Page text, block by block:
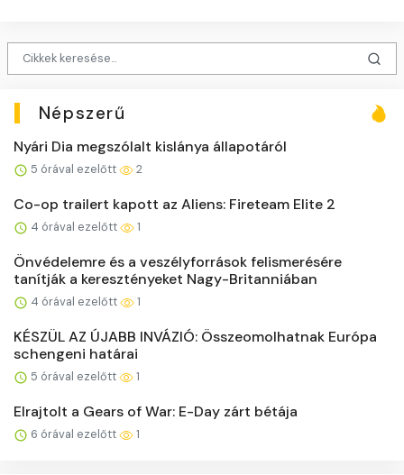
Népszerű
Nyári Dia megszólalt kislánya állapotáról
5 órával ezelőtt 2
Co-op trailert kapott az Aliens: Fireteam Elite 2
4 órával ezelőtt 1
Önvédelemre és a veszélyforrások felismerésére
tanítják a keresztényeket Nagy-Britanniában
4 órával ezelőtt 1
KÉSZÜL AZ ÚJABB INVÁZIÓ: Összeomolhatnak Európa
schengeni határai
5 órával ezelőtt 1
Elrajtolt a Gears of War: E-Day zárt bétája
6 órával ezelőtt 1